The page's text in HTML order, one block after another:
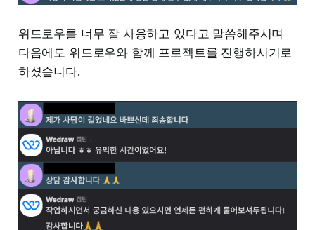
위드로우를 너무 잘 사용하고 있다고 말씀해주시며
다음에도 위드로우와 함께 프로젝트를 진행하시기로
하셨습니다.